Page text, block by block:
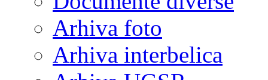
Arhiva foto
Arhiva interbelica